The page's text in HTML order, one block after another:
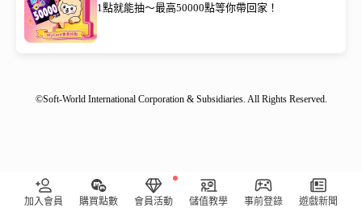
1點就能抽～最高50000點等你帶回家！
©Soft-World International Corporation & Subsidiaries. All Rights Reserved.
加入會員 購買點數 會員活動 儲值教學 事前登錄 遊戲新聞
**限量回饋** 點擊領取免費虛寶，再加碼抽????